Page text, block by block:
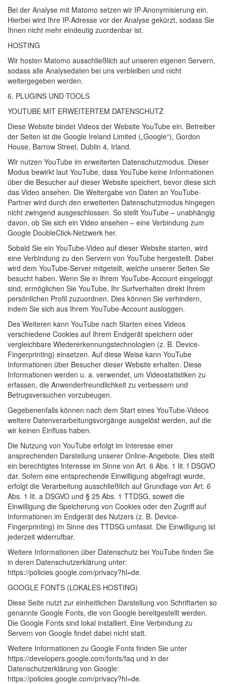
Bei der Analyse mit Matomo setzen wir IP-Anonymisierung ein.
Hierbei wird Ihre IP-Adresse vor der Analyse gekürzt, sodass Sie
Ihnen nicht mehr eindeutig zuordenbar ist.
HOSTING
Wir hosten Matomo ausschließlich auf unseren eigenen Servern,
sodass alle Analysedaten bei uns verbleiben und nicht
weitergegeben werden.
6. PLUGINS UND TOOLS
YOUTUBE MIT ERWEITERTEM DATENSCHUTZ
Diese Website bindet Videos der Website YouTube ein. Betreiber
der Seiten ist die Google Ireland Limited („Google“), Gordon
House, Barrow Street, Dublin 4, Irland.
Wir nutzen YouTube im erweiterten Datenschutzmodus. Dieser
Modus bewirkt laut YouTube, dass YouTube keine Informationen
über die Besucher auf dieser Website speichert, bevor diese sich
das Video ansehen. Die Weitergabe von Daten an YouTube-
Partner wird durch den erweiterten Datenschutzmodus hingegen
nicht zwingend ausgeschlossen. So stellt YouTube – unabhängig
davon, ob Sie sich ein Video ansehen – eine Verbindung zum
Google DoubleClick-Netzwerk her.
Sobald Sie ein YouTube-Video auf dieser Website starten, wird
eine Verbindung zu den Servern von YouTube hergestellt. Dabei
wird dem YouTube-Server mitgeteilt, welche unserer Seiten Sie
besucht haben. Wenn Sie in Ihrem YouTube-Account eingeloggt
sind, ermöglichen Sie YouTube, Ihr Surfverhalten direkt Ihrem
persönlichen Profil zuzuordnen. Dies können Sie verhindern,
indem Sie sich aus Ihrem YouTube-Account ausloggen.
Des Weiteren kann YouTube nach Starten eines Videos
verschiedene Cookies auf Ihrem Endgerät speichern oder
vergleichbare Wiedererkennungstechnologien (z. B. Device-
Fingerprinting) einsetzen. Auf diese Weise kann YouTube
Informationen über Besucher dieser Website erhalten. Diese
Informationen werden u. a. verwendet, um Videostatistiken zu
erfassen, die Anwenderfreundlichkeit zu verbessern und
Betrugsversuchen vorzubeugen.
Gegebenenfalls können nach dem Start eines YouTube-Videos
weitere Datenverarbeitungsvorgänge ausgelöst werden, auf die
wir keinen Einfluss haben.
Die Nutzung von YouTube erfolgt im Interesse einer
ansprechenden Darstellung unserer Online-Angebote. Dies stellt
ein berechtigtes Interesse im Sinne von Art. 6 Abs. 1 lit. f DSGVO
dar. Sofern eine entsprechende Einwilligung abgefragt wurde,
erfolgt die Verarbeitung ausschließlich auf Grundlage von Art. 6
Abs. 1 lit. a DSGVO und § 25 Abs. 1 TTDSG, soweit die
Einwilligung die Speicherung von Cookies oder den Zugriff auf
Informationen im Endgerät des Nutzers (z. B. Device-
Fingerprinting) im Sinne des TTDSG umfasst. Die Einwilligung ist
jederzeit widerrufbar.
Weitere Informationen über Datenschutz bei YouTube finden Sie
in deren Datenschutzerklärung unter:
https://policies.google.com/privacy?hl=de.
GOOGLE FONTS (LOKALES HOSTING)
Diese Seite nutzt zur einheitlichen Darstellung von Schriftarten so
genannte Google Fonts, die von Google bereitgestellt werden.
Die Google Fonts sind lokal installiert. Eine Verbindung zu
Servern von Google findet dabei nicht statt.
Weitere Informationen zu Google Fonts finden Sie unter
https://developers.google.com/fonts/faq und in der
Datenschutzerklärung von Google:
https://policies.google.com/privacy?hl=de.